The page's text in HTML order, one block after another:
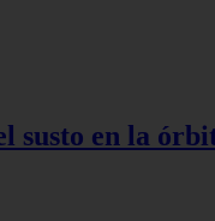
susto en la